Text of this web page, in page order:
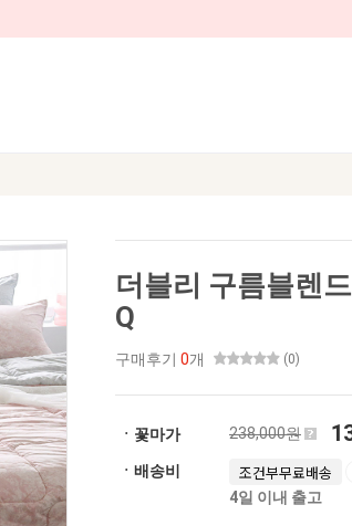
더블리 구름블렌
Q
구매후기 0개 (0)
ㆍ꽃마가 238,000원
ㆍ배송비 조건부무료배송
4일 이내 출고